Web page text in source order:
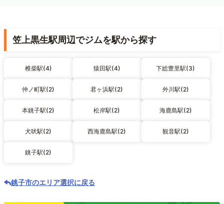
笠上黒生駅周辺でジムを駅から探す
椎柴駅(4) 猿田駅(4) 下総豊里駅(3)
仲ノ町駅(2) 君ヶ浜駅(2) 外川駅(2)
本銚子駅(2) 松岸駅(2) 海鹿島駅(2)
犬吠駅(2) 西海鹿島駅(2) 観音駅(2)
銚子駅(2)
銚子市のエリア選択に戻る